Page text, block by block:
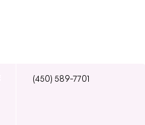
(450) 589-7701